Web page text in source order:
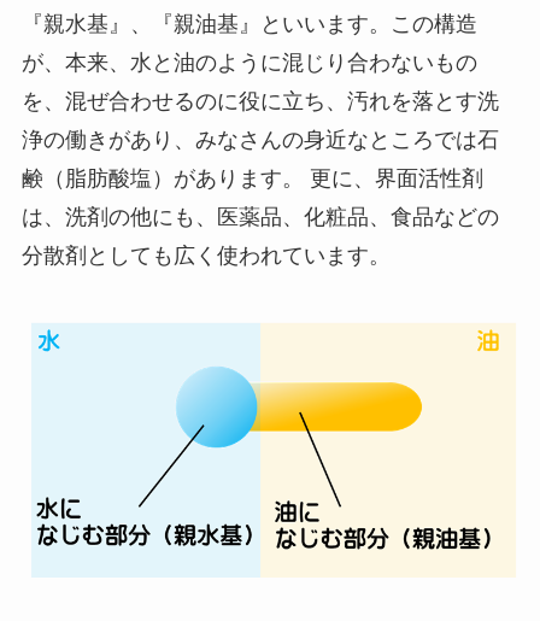
『親水基』、『親油基』といいます。この構造
が、本来、水と油のように混じり合わないもの
を、混ぜ合わせるのに役に立ち、汚れを落とす洗
浄の働きがあり、みなさんの身近なところでは石
鹸（脂肪酸塩）があります。 更に、界面活性剤
は、洗剤の他にも、医薬品、化粧品、食品などの
分散剤としても広く使われています。